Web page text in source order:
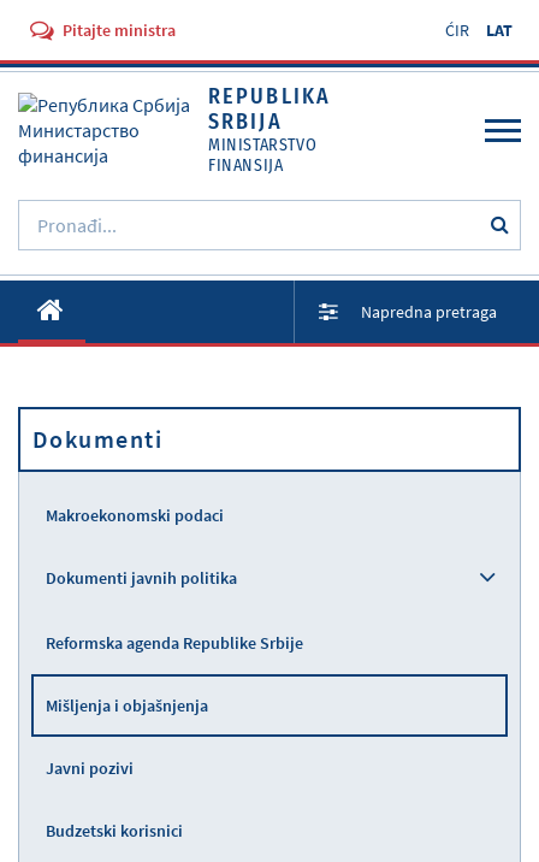
Pitajte ministra ĆIR LAT
REPUBLIKA
SRBIJA
MINISTARSTVO
FINANSIJA
O Ministarstvu
Aktivnosti
Propisi
Napredna pretraga
Dokumenti
Makroekonomski podaci
Dokumenti javnih politika
Reformska agenda Republike Srbije
Mišljenja i objašnjenja
Javni pozivi
Budzetski korisnici